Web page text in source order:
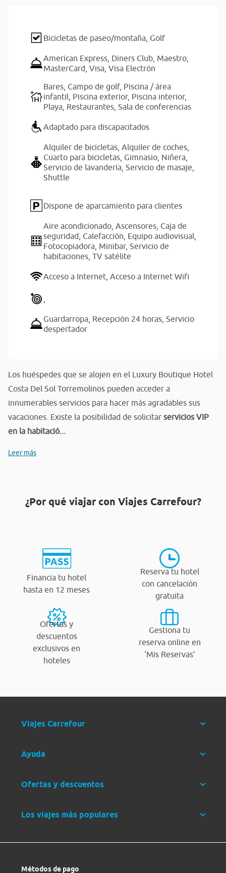
Bicicletas de paseo/montaña, Golf
American Express, Diners Club, Maestro,
MasterCard, Visa, Visa Electrón
Bares, Campo de golf, Piscina / área
infantil, Piscina exterior, Piscina interior,
Playa, Restaurantes, Sala de conferencias
Adaptado para discapacitados
Alquiler de bicicletas, Alquiler de coches,
Cuarto para bicicletas, Gimnasio, Niñera,
Servicio de lavandería, Servicio de masaje,
Shuttle
Dispone de aparcamiento para clientes
Aire acondicionado, Ascensores, Caja de
seguridad, Calefacción, Equipo audiovisual,
Fotocopiadora, Minibar, Servicio de
habitaciones, TV satélite
Acceso a Internet, Acceso a Internet Wifi
Guardarropa, Recepción 24 horas, Servicio
despertador
Los huéspedes que se alojen en el Luxury Boutique Hotel
Costa Del Sol Torremolinos pueden acceder a
innumerables servicios para hacer más agradables sus
vacaciones. Existe la posibilidad de solicitar servicios VIP
en la habitació...
Leer más
¿Por qué viajar con Viajes Carrefour?
Financia tu hotel
hasta en 12 meses
Reserva tu hotel
con cancelación
gratuita
Ofertas y
descuentos
exclusivos en
hoteles
Gestiona tu
reserva online en
‘Mis Reservas’
Viajes Carrefour
Ayuda
Ofertas y descuentos
Los viajes más populares
Métodos de pago